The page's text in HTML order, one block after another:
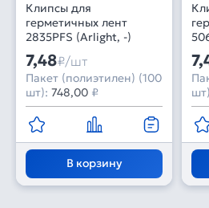
Клипсы для
герметичных лент
2835PFS (Arlight, -)
7,48₽/шт
Пакет (полиэтилен) (100
шт): 748,00 ₽
В корзину